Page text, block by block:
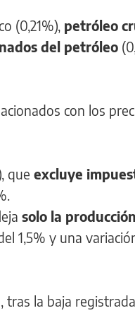
(0,21%), petróleo
del petróleo
con los
que excluye
solo la
1,5% y una
tras la baja